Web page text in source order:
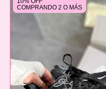
COMPRANDO 2 O MÁS